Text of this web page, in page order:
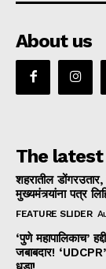
About us
The latest
शहरातील
मुख्यमंत्र्यांना पत्र
FEATURE SLIDER
‘पुणे महापालिकाच’
जबाबदार!